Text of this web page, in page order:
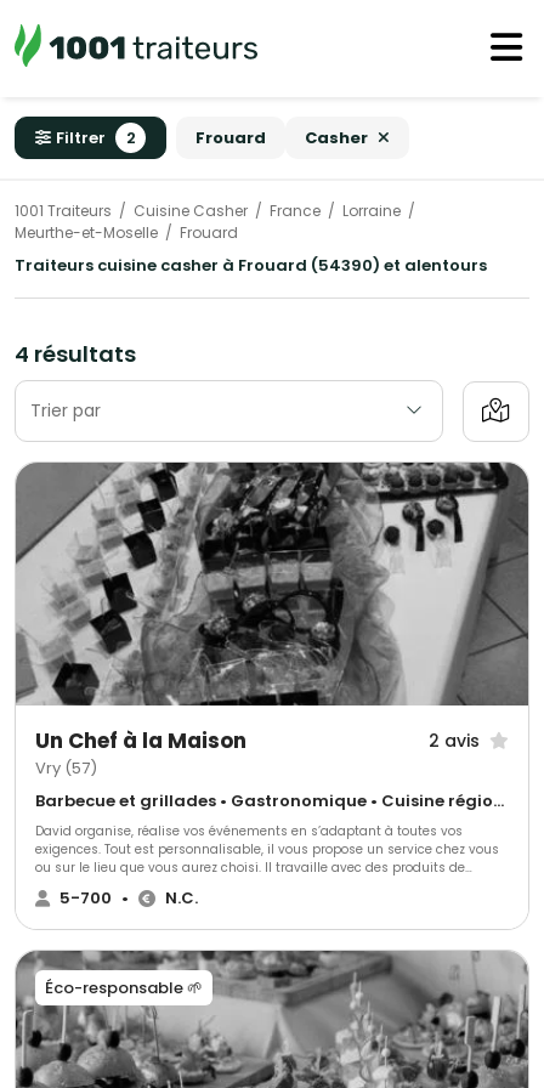
Filtrer 2 Frouard Casher
1001 Traiteurs Cuisine Casher France
Lorraine
Meurthe-et-Moselle
Frouard
Traiteurs cuisine casher à Frouard (54390) et alentours
4 résultats
Trier par
Un Chef à la Maison 2 avis
Vry (57)
Barbecue et grillades • Gastronomique • Cuisine régionale
David organise, réalise vos événements en s’adaptant à toutes vos
exigences. Tout est personnalisable, il vous propose un service chez vous
ou sur le lieu que vous aurez choisi. Il travaille avec des produits de
qualité, cherchés chez des producteurs du coin.
5-700 • N.C.
Éco-responsable 🌱